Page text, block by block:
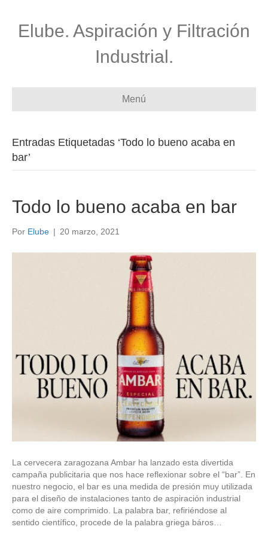
Elube. Aspiración y Filtración
Industrial.
Menú
Entradas Etiquetadas ‘Todo lo bueno acaba en
bar’
Todo lo bueno acaba en bar
Por Elube | 20 marzo, 2021
La cervecera zaragozana Ambar ha lanzado esta divertida
campaña publicitaria que nos hace reflexionar sobre el “bar”. En
nuestro negocio, el bar es una medida de presión muy utilizada
para el diseño de instalaciones tanto de aspiración industrial
como de aire comprimido. La palabra bar, refiriéndose al
sentido científico, procede de la palabra griega báros…